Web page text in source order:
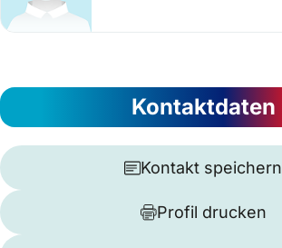
Kontaktdaten
Kontakt speichern
Profil drucken